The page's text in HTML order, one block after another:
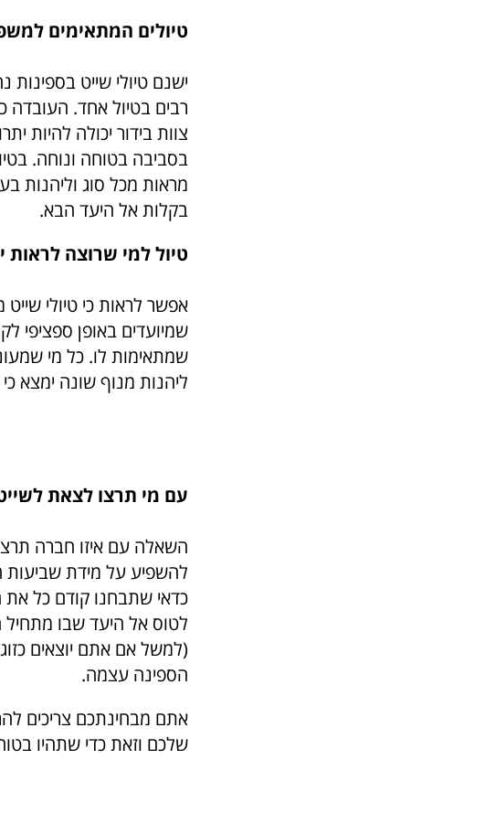
טיולים המתאימים
ישנם טיולי שייט
רבים בטיול אחד.
צוות בידור יכולה להיות
בסביבה בטוחה ונוחה.
מראות מכל סוג וליהנות
בקלות אל היעד הבא.
טיול למי שרוצה לראות
אפשר לראות כי טיולי
שמיועדים באופן ספציפי
שמתאימות לו. כל מי
ליהנות מנוף שונה ימצא
עם מי תרצו לצאת
השאלה עם איזו חברה
להשפיע על מידת שביעות
כדאי שתבחנו קודם כל את
לטוס אל היעד שבו
(למשל אם אתם יוצאים
הספינה עצמה.
אתם מבחינתכם צריכים
שלכם וזאת כדי שתהיו